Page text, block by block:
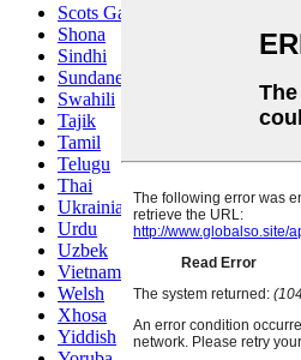
Scots Gaelic
Shona
Sindhi
Sundanese
Swahili
Tajik
Tamil
Telugu
Thai
Ukrainian
Urdu
Uzbek
Vietnamese
Welsh
Xhosa
Yiddish